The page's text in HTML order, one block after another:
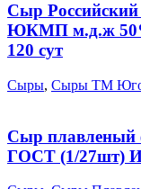
Сыр
ЮКМП м.д.ж
120 cут
Сыры, Сыры ТМ
Сыр плавленый
ГОСТ (1/27шт)